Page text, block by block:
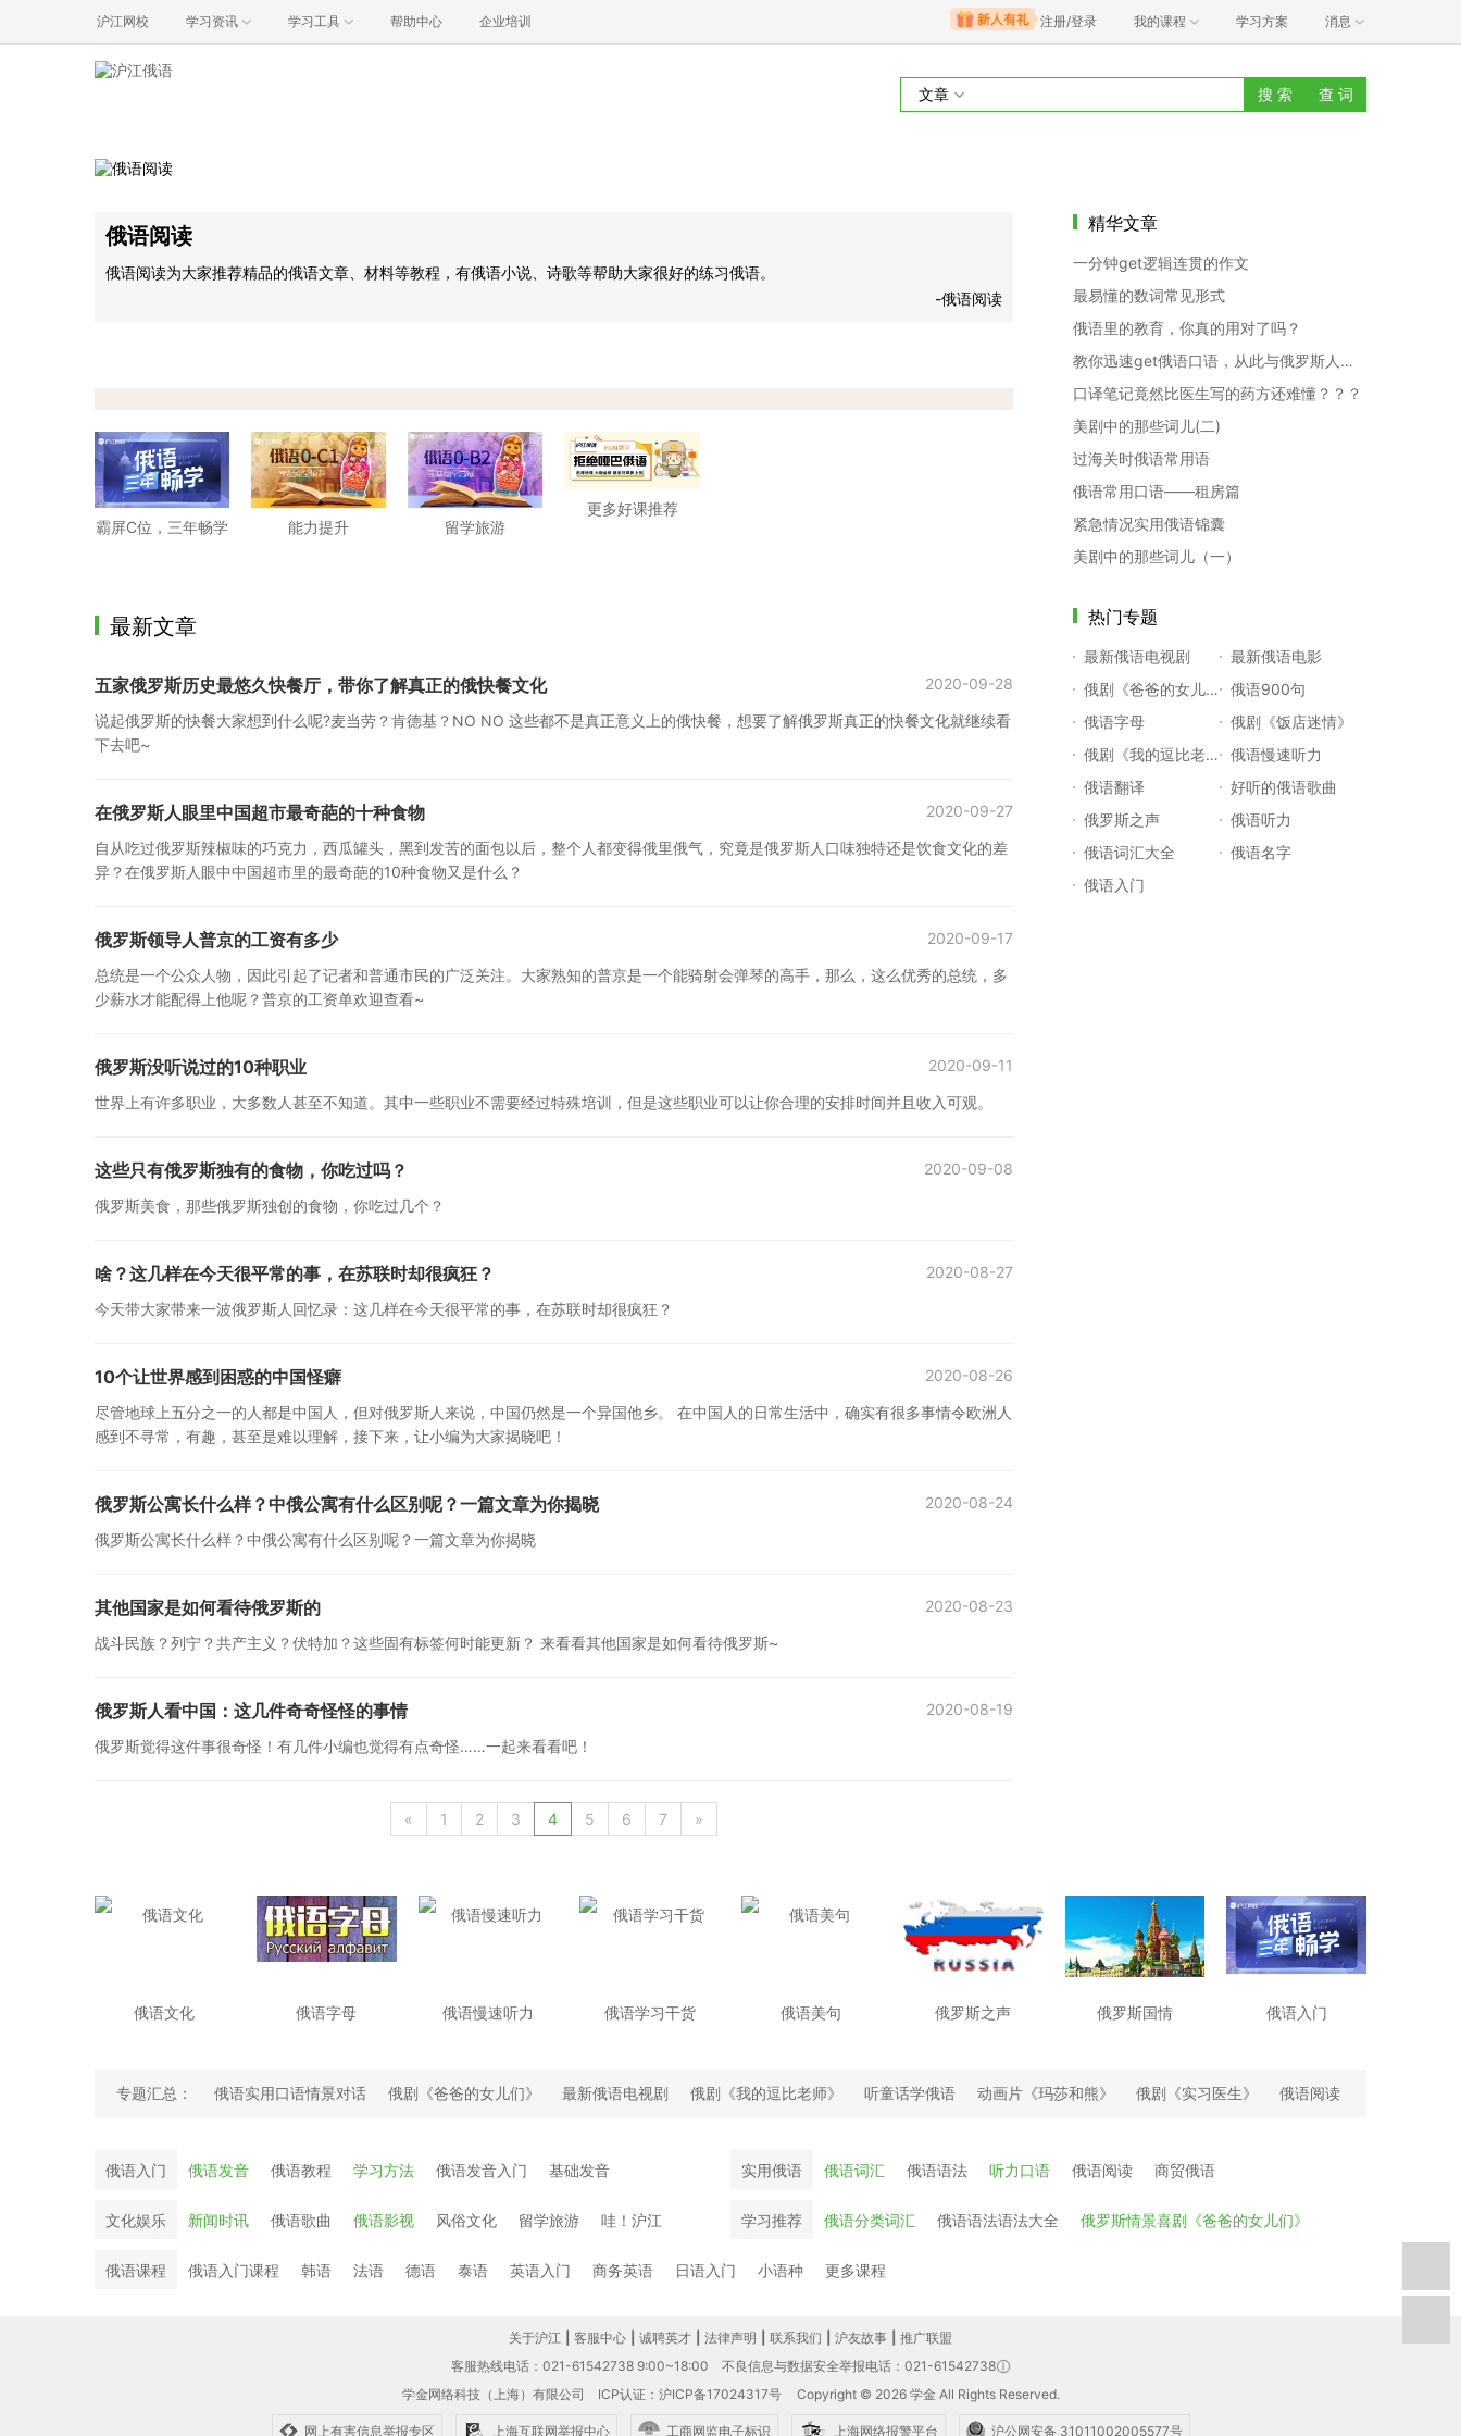
沪江网校 学习资讯 学习工具 帮助中心 企业培训 注册/登录 我的课程 学习方案 消息
文章 搜 索 查 词
俄语阅读
俄语阅读为大家推荐精品的俄语文章、材料等教程，有俄语小说、诗歌等帮助大家很好的练习俄语。
-俄语阅读
霸屏C位，三年畅学 能力提升 留学旅游
更多好课推荐
最新文章
五家俄罗斯历史最悠久快餐厅，带你了解真正的俄快餐文化
说起俄罗斯的快餐大家想到什么呢?麦当劳？肯德基？NO NO 这些都不是真正意义上的俄快餐，想要了解俄罗斯真正的快餐文化就继续看
下去吧~
2020-09-28
在俄罗斯人眼里中国超市最奇葩的十种食物
自从吃过俄罗斯辣椒味的巧克力，西瓜罐头，黑到发苦的面包以后，整个人都变得俄里俄气，究竟是俄罗斯人口味独特还是饮食文化的差
异？在俄罗斯人眼中中国超市里的最奇葩的10种食物又是什么？
2020-09-27
俄罗斯领导人普京的工资有多少
总统是一个公众人物，因此引起了记者和普通市民的广泛关注。大家熟知的普京是一个能骑射会弹琴的高手，那么，这么优秀的总统，多
少薪水才能配得上他呢？普京的工资单欢迎查看~
2020-09-17
俄罗斯没听说过的10种职业
世界上有许多职业，大多数人甚至不知道。其中一些职业不需要经过特殊培训，但是这些职业可以让你合理的安排时间并且收入可观。
2020-09-11
这些只有俄罗斯独有的食物，你吃过吗？
俄罗斯美食，那些俄罗斯独创的食物，你吃过几个？
2020-09-08
啥？这几样在今天很平常的事，在苏联时却很疯狂？
今天带大家带来一波俄罗斯人回忆录：这几样在今天很平常的事，在苏联时却很疯狂？
2020-08-27
10个让世界感到困惑的中国怪癖
尽管地球上五分之一的人都是中国人，但对俄罗斯人来说，中国仍然是一个异国他乡。 在中国人的日常生活中，确实有很多事情令欧洲人
感到不寻常，有趣，甚至是难以理解，接下来，让小编为大家揭晓吧！
2020-08-26
俄罗斯公寓长什么样？中俄公寓有什么区别呢？一篇文章为你揭晓
俄罗斯公寓长什么样？中俄公寓有什么区别呢？一篇文章为你揭晓
2020-08-24
其他国家是如何看待俄罗斯的
战斗民族？列宁？共产主义？伏特加？这些固有标签何时能更新？ 来看看其他国家是如何看待俄罗斯~
2020-08-23
俄罗斯人看中国：这几件奇奇怪怪的事情
俄罗斯觉得这件事很奇怪！有几件小编也觉得有点奇怪……一起来看看吧！
2020-08-19
« 1 2 3 4 5 6 7 »
精华文章
一分钟get逻辑连贯的作文
最易懂的数词常见形式
俄语里的教育，你真的用对了吗？
教你迅速get俄语口语，从此与俄罗斯人交流不是梦！
口译笔记竟然比医生写的药方还难懂？？？
美剧中的那些词儿(二)
过海关时俄语常用语
俄语常用口语——租房篇
紧急情况实用俄语锦囊
美剧中的那些词儿（一）
热门专题
最新俄语电视剧
最新俄语电影
俄剧《爸爸的女儿们》
俄语900句
俄语字母
俄剧《饭店迷情》
俄剧《我的逗比老师》
俄语慢速听力
俄语翻译
好听的俄语歌曲
俄罗斯之声
俄语听力
俄语词汇大全
俄语名字
俄语入门
俄语文化 俄语字母 俄语慢速听力 俄语学习干货 俄语美句 俄罗斯之声 俄罗斯国情 俄语入门
专题汇总： 俄语实用口语情景对话 俄剧《爸爸的女儿们》 最新俄语电视剧 俄剧《我的逗比老师》 听童话学俄语 动画片《玛莎和熊》 俄剧《实习医生》
俄语阅读
俄语入门 俄语发音 俄语教程 学习方法 俄语发音入门 基础发音 实用俄语 俄语词汇 俄语语法 听力口语 俄语阅读 商贸俄语
文化娱乐 新闻时讯 俄语歌曲 俄语影视 风俗文化 留学旅游 哇！沪江 学习推荐 俄语分类词汇 俄语语法语法大全 俄罗斯情景喜剧《爸爸的女儿们》
俄语课程 俄语入门课程 韩语 法语 德语 泰语 英语入门 商务英语 日语入门 小语种 更多课程
关于沪江 客服中心 诚聘英才 法律声明 联系我们 沪友故事
推广联盟
客服热线电话：021-61542738 9:00~18:00
不良信息与数据安全举报电话：021-61542738
学金网络科技（上海）有限公司 ICP认证：沪ICP备17024317号 Copyright © 2026 学金 All Rights Reserved.
网上有害信息举报专区 上海互联网举报中心 工商网监电子标识 上海网络报警平台 沪公网安备 31011002005577号